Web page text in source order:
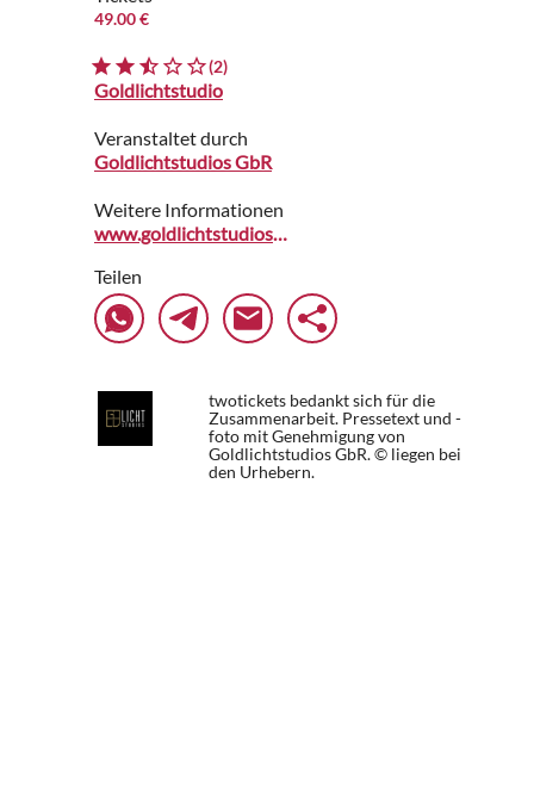
49.00 €
(2)
Goldlichtstudio
Veranstaltet durch
Goldlichtstudios GbR
Weitere Informationen
www.goldlichtstudios.de
Teilen
twotickets bedankt sich für die
Zusammenarbeit. Pressetext und -
foto mit Genehmigung von
Goldlichtstudios GbR. © liegen bei
den Urhebern.